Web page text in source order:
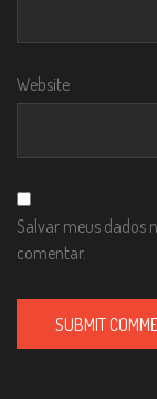
Website
Salvar meus dados
comentar.